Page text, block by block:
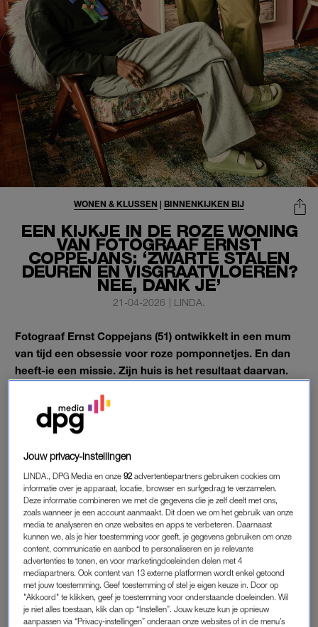
EEN KIJKJE IN DE ROZE WONING
VAN FOTOGRAAF ERNST
COPPEJANS: ‘ZWARTE STALEN
DEUREN EN VISGRAATVLOEREN?
NEE, DANK JE’
WONEN & KLUSSEN | BINNENKIJKEN BIJ
21-04-2026 | LINDA.
Fotograaf Ernst Coppejans (51) ontwikkelt in een mum
van tijd een obsessie voor roze pomponnetjes. En dan
heeft-ie een missie. Zijn huis is het resultaat daarvan.
Samen met zijn partner, acteur en choreograaf Jerrel
Houtsnee, woont hij in een appartement in het Amsterdamse
stadsdeel Oud-West. Wij kregen voor de nieuwste
LINDA.loves een kijkje in zijn woning.
ALLES ROZE
“Jerrel en ik wonen drie- en vierhoog in Amsterdam Oud-
West. De bank, het bed en het keukenblok hebben we met
hulp van de buren van buitenaf naar boven moeten takelen.
De muren en het plafond kregen de afgelopen twintig jaar alle
kleuren. Alleen paars vond Jerrel te veel Pippi Langkous. Nu is
alles roze, op één koraalrode en een bruine muur na. Jerrel
dacht met roze eerst: dit wordt eenbarbiehuis, maar het is
Jouw privacy-instellingen
LINDA., DPG Media en onze92 advertentiepartners gebruiken cookies om
informatie over je apparaat, locatie, browser en surfgedrag te verzamelen.
Deze informatie combineren we met de gegevens die je zelf deelt met ons,
zoals wanneer je een account aanmaakt. Dit doen we om het gebruik van onze
media te analyseren en onze websites en apps te verbeteren. Daarnaast
kunnen we, als je hier toestemming voor geeft, je gegevens gebruiken om onze
content, communicatie en aanbod te personaliseren en je relevante
advertenties te tonen, en voor marketingdoeleinden delen met 4
mediapartners. Ook content van 13 externe platformen wordt enkel getoond
met jouw toestemming. Geef toestemming of stel je eigen keuze in. Door op
"Akkoord" te klikken, geef je toestemming voor onderstaande doeleinden. Wil
je niet alles toestaan, klik dan op “Instellen”. Jouw keuze kun je opnieuw
aanpassen via “Privacy-instellingen” onderaan onze websites of in de menu’s